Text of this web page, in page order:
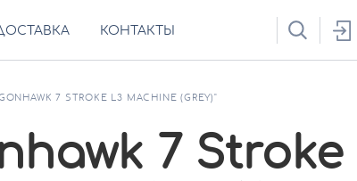
КОНТАКТЫ
7 STROKE L3 MACHINE (GREY)"
7 Stroke